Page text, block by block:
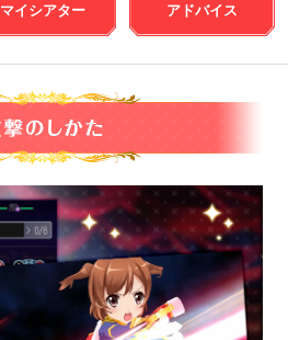
マイシアター アドバイス